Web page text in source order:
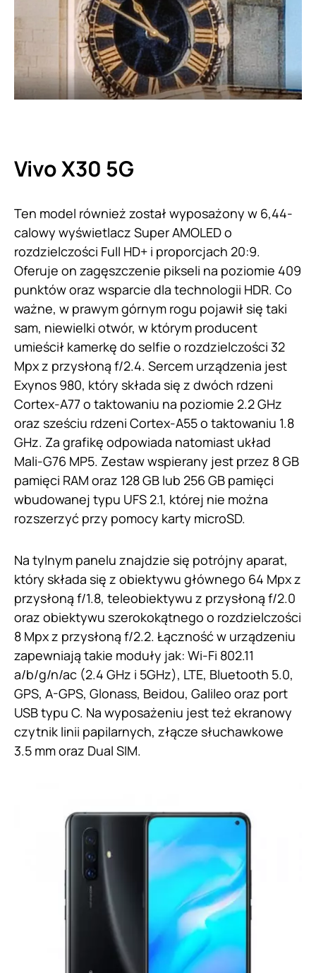
Vivo X30 5G
Ten model również został wyposażony w 6,44-
calowy wyświetlacz Super AMOLED o
rozdzielczości Full HD+ i proporcjach 20:9.
Oferuje on zagęszczenie pikseli na poziomie 409
punktów oraz wsparcie dla technologii HDR. Co
ważne, w prawym górnym rogu pojawił się taki
sam, niewielki otwór, w którym producent
umieścił kamerkę do selfie o rozdzielczości 32
Mpx z przysłoną f/2.4. Sercem urządzenia jest
Exynos 980, który składa się z dwóch rdzeni
Cortex-A77 o taktowaniu na poziomie 2.2 GHz
oraz sześciu rdzeni Cortex-A55 o taktowaniu 1.8
GHz. Za grafikę odpowiada natomiast układ
Mali-G76 MP5. Zestaw wspierany jest przez 8 GB
pamięci RAM oraz 128 GB lub 256 GB pamięci
wbudowanej typu UFS 2.1, której nie można
rozszerzyć przy pomocy karty microSD.
Na tylnym panelu znajdzie się potrójny aparat,
który składa się z obiektywu głównego 64 Mpx z
przysłoną f/1.8, teleobiektywu z przysłoną f/2.0
oraz obiektywu szerokokątnego o rozdzielczości
8 Mpx z przysłoną f/2.2. Łączność w urządzeniu
zapewniają takie moduły jak: Wi-Fi 802.11
a/b/g/n/ac (2.4 GHz i 5GHz), LTE, Bluetooth 5.0,
GPS, A-GPS, Glonass, Beidou, Galileo oraz port
USB typu C. Na wyposażeniu jest też ekranowy
czytnik linii papilarnych, złącze słuchawkowe
3.5 mm oraz Dual SIM.